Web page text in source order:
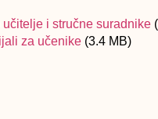
i stručne suradnike (
za učenike (3.4 MB)